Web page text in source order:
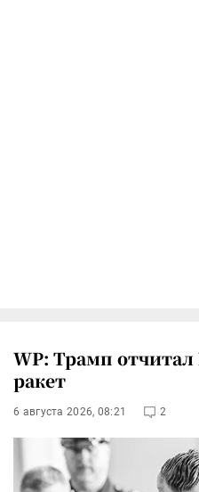
WP: Трамп отчитал
ракет
6 августа 2026, 08:21 2